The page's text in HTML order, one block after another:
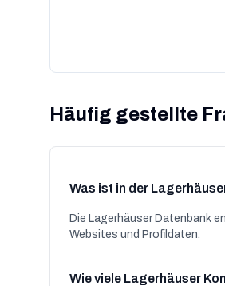
Häufig gestellte
Was ist in der
Die Lagerhäuser Datenbank
Websites und Profildaten.
Wie viele Lagerhäuser